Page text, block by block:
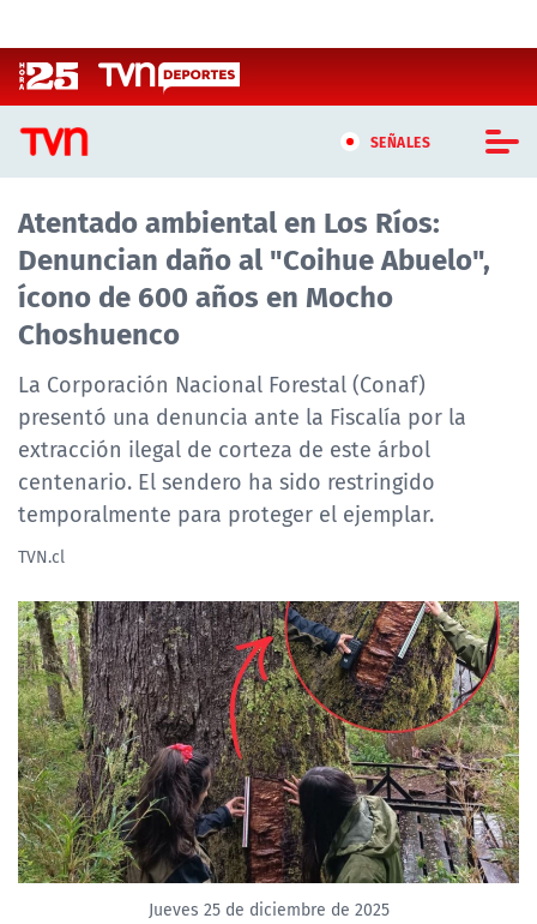
SEÑALES
CASTING MASTERCHEF CHILE
CASTING TVN VERTICAL
TVN VERTICAL
TVN PLAY
PROGRAMAS
TELESERIES
NTV
ACTUALIDAD Y TENDENCIAS
CORPORATIVO Y TRANSPARENCIA
CANAL DE DENUNCIAS
ÁREA DE PROYECTOS
Atentado ambiental en Los Ríos:
Denuncian daño al "Coihue Abuelo",
ícono de 600 años en Mocho
Choshuenco
La Corporación Nacional Forestal (Conaf)
presentó una denuncia ante la Fiscalía por la
extracción ilegal de corteza de este árbol
centenario. El sendero ha sido restringido
temporalmente para proteger el ejemplar.
TVN.cl
Jueves 25 de diciembre de 2025